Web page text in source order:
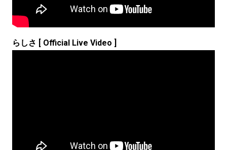
らしさ [ Official Live Video ]